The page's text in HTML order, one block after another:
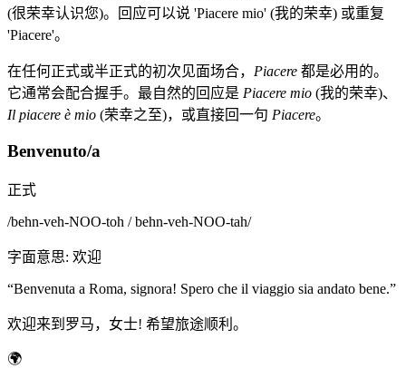
(很荣幸认识您)。回应可以说 'Piacere mio' (我的荣幸) 或重复
'Piacere'。
在任何正式或半正式的初次见面场合， Piacere 都是必用的。
它通常会配合握手。最自然的回应是 Piacere mio (我的荣幸)、
Il piacere è mio (荣幸之至)，或直接回一句 Piacere。
Benvenuto/a
正式
/behn-veh-NOO-toh / behn-veh-NOO-tah/
字面意思: 欢迎
“Benvenuta a Roma, signora! Spero che il viaggio sia andato bene.”
欢迎来到罗马，女士! 希望旅途顺利。
🌍